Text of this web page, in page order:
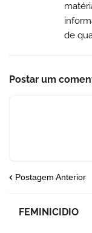
de
Postar um
Postagem Anterior
FEMINICIDIO